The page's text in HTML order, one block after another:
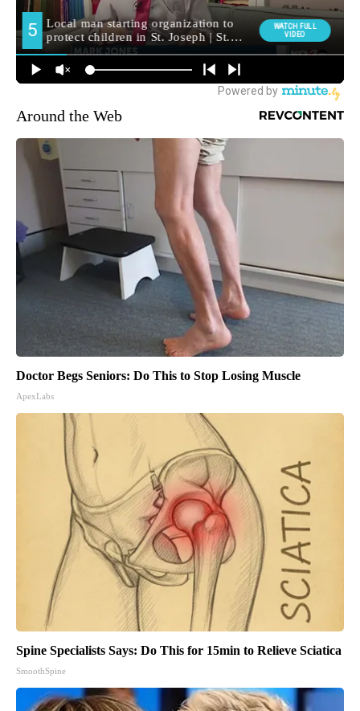
Around the Web
Doctor Begs Seniors: Do This to Stop Losing Muscle
ApexLabs
Spine Specialists Says: Do This for 15min to Relieve Sciatica
SmoothSpine